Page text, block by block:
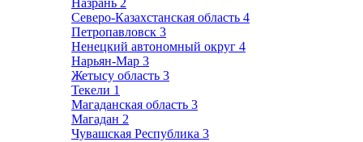
Назрань 2
Северо-Казахстанская область 4
Петропавловск 3
Ненецкий автономный округ 4
Нарьян-Мар 3
Жетысу область 3
Текели 1
Магаданская область 3
Магадан 2
Чувашская Республика 3